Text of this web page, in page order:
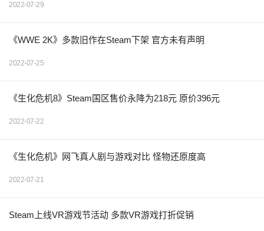
2022-07-29
《WWE 2K》多款旧作在Steam下架 官方未有声明
2022-07-25
《生化危机8》Steam国区售价永降为218元 原价396元
2022-07-22
《生化危机》网飞真人剧与游戏对比 怪物还原度高
2022-07-21
Steam上线VR游戏节活动 多款VR游戏打折促销